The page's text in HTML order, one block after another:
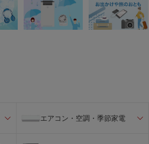
エアコン・空調・季節家電